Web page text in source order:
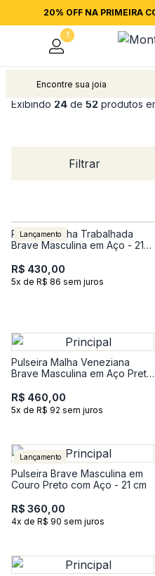
20% OFF NA PRIMEIRA
1
Exibindo 24 de 52 produtos
Filtrar
Lançamento
Pulseira Malha Trabalhada
Brave Masculina em Aço - 21
R$ 430,00
5x de R$ 86 sem juros
Pulseira Malha Veneziana
Brave Masculina em Aço Preto
R$ 460,00
5x de R$ 92 sem juros
Lançamento
Pulseira Brave Masculina em
Couro Preto com Aço - 21 cm
R$ 360,00
4x de R$ 90 sem juros